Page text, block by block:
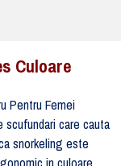
Culoare
Pentru Femei
care cauta
snorkeling este